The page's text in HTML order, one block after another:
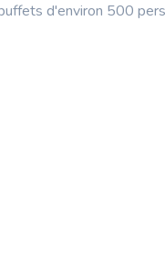
d'environ 500